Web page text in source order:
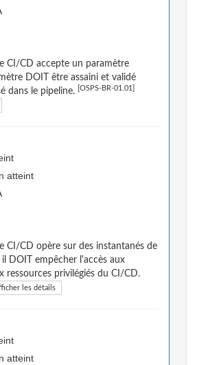
CI/CD accepte un paramètre
DOIT être assaini et validé
dans le pipeline.
[OSPS-BR-01.01]
atteint
CI/CD opère sur des instantanés de
DOIT empêcher l'accès aux
ressources privilégiés du CI/CD.
les détails
atteint